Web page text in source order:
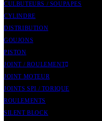
CULBUTEURS / SOUPAPES
CYLINDRE
DISTRIBUTION
GOUJONS
PISTON
JOINT / ROULEMENT
JOINT MOTEUR
JOINTS SPI / TORIQUE
ROULEMENTS
SILENT BLOCK